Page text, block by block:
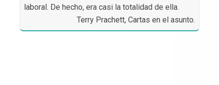
laboral. De hecho, era casi la totalidad de ella.
Terry Prachett, Cartas en el asunto.